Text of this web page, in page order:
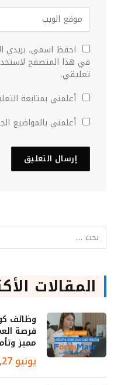
احفظ اسمي، بريدي
في هذا المتصفح
تعليقي.
أعلمني بمتابعة
أعلمني بالمواضيع
المقالات
وظائف
مميز
يونيو 27, 2025